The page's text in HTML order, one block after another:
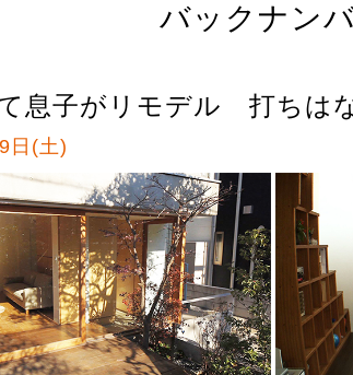
バックナン
息子がリモデル 打ちは
日(土)